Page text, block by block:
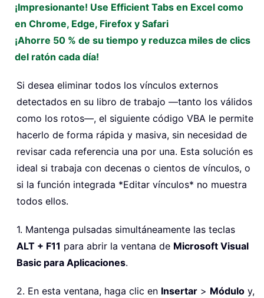
¡Impresionante! Use Efficient Tabs en Excel como
en Chrome, Edge, Firefox y Safari
¡Ahorre 50 % de su tiempo y reduzca miles de clics
del ratón cada día!
Si desea eliminar todos los vínculos externos
detectados en su libro de trabajo —tanto los válidos
como los rotos—, el siguiente código VBA le permite
hacerlo de forma rápida y masiva, sin necesidad de
revisar cada referencia una por una. Esta solución es
ideal si trabaja con decenas o cientos de vínculos, o
si la función integrada *Editar vínculos* no muestra
todos ellos.
1. Mantenga pulsadas simultáneamente las teclas
ALT + F11 para abrir la ventana de Microsoft Visual
Basic para Aplicaciones.
2. En esta ventana, haga clic en Insertar > Módulo y,